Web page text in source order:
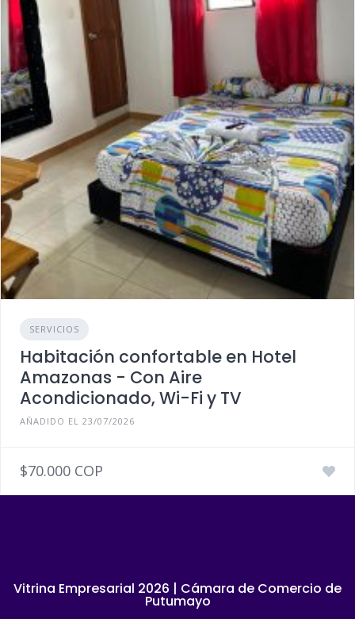
SERVICIOS
Habitación confortable en Hotel
Amazonas - Con Aire
Acondicionado, Wi-Fi y TV
AÑADIDO EL 23/07/2026
$70.000 COP
Vitrina Empresarial 2026 | Cámara de Comercio de
Putumayo